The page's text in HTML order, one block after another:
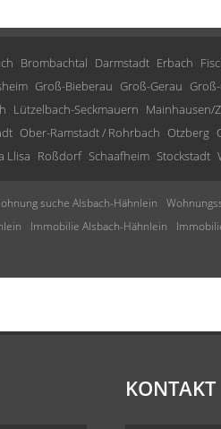
Brombachtal Darmstadt Erbach
Groß-Bieberau Groß-Gerau
Lützelbach-Seckmauern Mainhausen/
Ober-Ramstadt / Rohrbach Otzberg
Llisa Roßdorf Schaafheim Stockstadt
suche Alsbach-Hähnlein
Immobilie Alsbach-Hähnlein
KONTAKT